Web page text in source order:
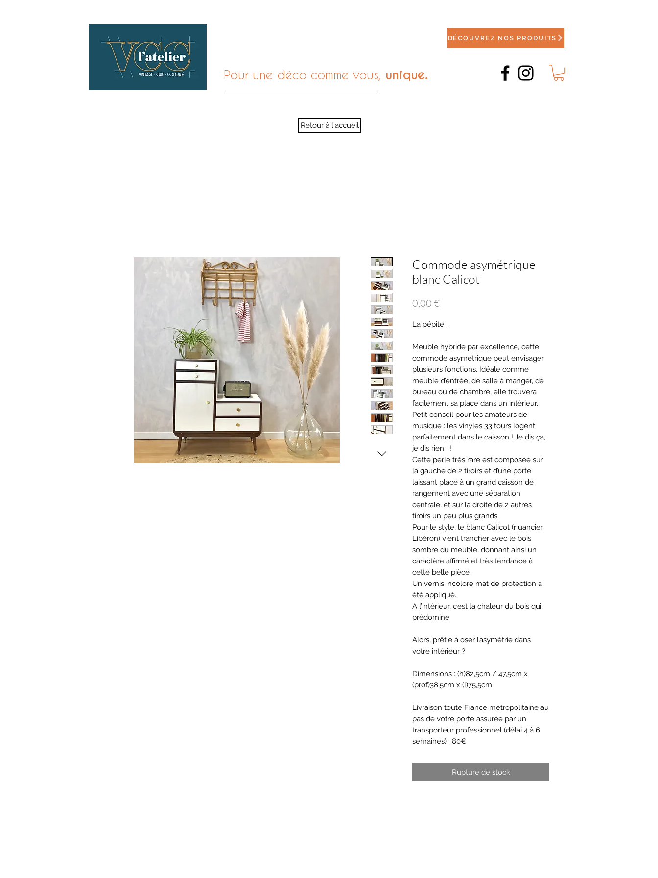
DÉCOUVREZ NOS PRODUITS
Pour une déco comme vous, unique.
Retour à l'accueil
Commode asymétrique
blanc Calicot
0,00 €
La pépite…
Meuble hybride par excellence, cette
commode asymétrique peut envisager
plusieurs fonctions. Idéale comme
meuble d’entrée, de salle à manger, de
bureau ou de chambre, elle trouvera
facilement sa place dans un intérieur.
Petit conseil pour les amateurs de
musique : les vinyles 33 tours logent
parfaitement dans le caisson ! Je dis ça,
je dis rien… !
Cette perle très rare est composée sur
la gauche de 2 tiroirs et d’une porte
laissant place à un grand caisson de
rangement avec une séparation
centrale, et sur la droite de 2 autres
tiroirs un peu plus grands.
Pour le style, le blanc Calicot (nuancier
Libéron) vient trancher avec le bois
sombre du meuble, donnant ainsi un
caractère affirmé et très tendance à
cette belle pièce.
Un vernis incolore mat de protection a
été appliqué.
A l’intérieur, c’est la chaleur du bois qui
prédomine.
Alors, prêt.e à oser l’asymétrie dans
votre intérieur ?
Dimensions : (h)82,5cm / 47,5cm x
(prof)38,5cm x (l)75,5cm
Livraison toute France métropolitaine au
pas de votre porte assurée par un
transporteur professionnel (délai 4 à 6
semaines) : 80€
Rupture de stock